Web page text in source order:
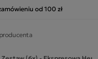
od 100 zł